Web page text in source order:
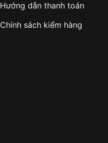
Hướng dẫn thanh toán
Chính sách kiểm hàng